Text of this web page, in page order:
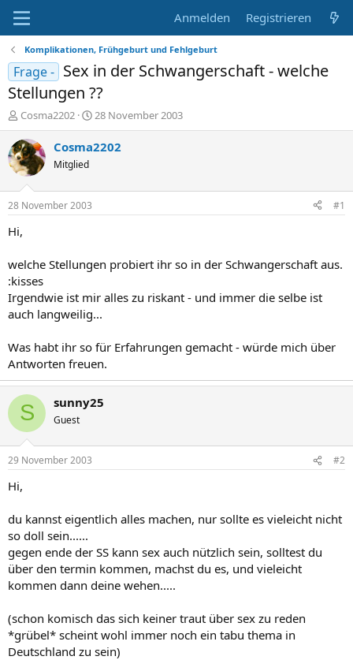
Anmelden Registrieren
Komplikationen, Frühgeburt und Fehlgeburt
Frage - Sex in der Schwangerschaft - welche
Stellungen ??
E
r
s
t
e
e
Cosma2202
E
r
s
t
28 November 2003
Cosma2202
Mitglied
28 November 2003 #1
Hi,
welche Stellungen probiert ihr so in der Schwangerschaft aus.
:kisses
Irgendwie ist mir alles zu riskant - und immer die selbe ist
auch langweilig...
Was habt ihr so für Erfahrungen gemacht - würde mich über
Antworten freuen.
S sunny25
Guest
29 November 2003 #2
Hi,
du kannst eigentlich alles machen, nur sollte es vieleicht nicht
so doll sein......
gegen ende der SS kann sex auch nützlich sein, solltest du
über den termin kommen, machst du es, und vieleicht
kommen dann deine wehen.....
(schon komisch das sich keiner traut über sex zu reden
*grübel* scheint wohl immer noch ein tabu thema in
Deutschland zu sein)